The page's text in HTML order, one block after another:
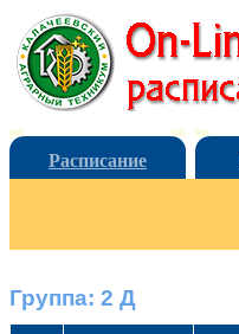
Расписание
Группа: 2 Д